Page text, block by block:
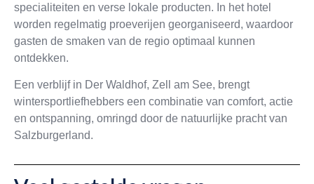
specialiteiten en verse lokale producten. In het hotel
worden regelmatig proeverijen georganiseerd, waardoor
gasten de smaken van de regio optimaal kunnen
ontdekken.
Een verblijf in Der Waldhof, Zell am See, brengt
wintersportliefhebbers een combinatie van comfort, actie
en ontspanning, omringd door de natuurlijke pracht van
Salzburgerland.